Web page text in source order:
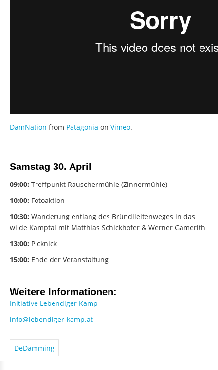
DamNation from Patagonia on Vimeo.
Samstag 30. April
09:00: Treffpunkt Rauschermühle (Zinnermühle)
10:00: Fotoaktion
10:30: Wanderung entlang des Bründlleitenweges in das
wilde Kamptal mit Matthias Schickhofer & Werner Gamerith
13:00: Picknick
15:00: Ende der Veranstaltung
Weitere Informationen:
Initiative Lebendiger Kamp
info@lebendiger-kamp.at
DeDamming